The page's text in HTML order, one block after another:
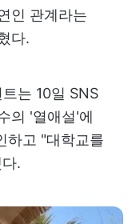
인 관계라는
다.
는 10일 SNS
의 '열애설'에
하고 "대학교를
.